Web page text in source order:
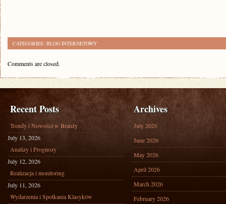
CATEGORIES: BLOG INTERNETOWY
Comments are closed.
Recent Posts
Trendy i Nowości w Branży
July 13, 2026
Analizy i Prognozy
July 12, 2026
Realizacja i monitoring
July 11, 2026
Wydarzenia i Spotkania Klasyków
Archives
July 2026
June 2026
May 2026
April 2026
March 2026
February 2026